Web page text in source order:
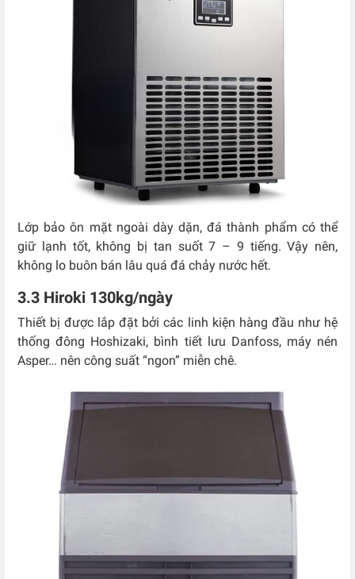
Lớp bảo ôn mặt ngoài dày dặn, đá thành phẩm có thể
giữ lạnh tốt, không bị tan suốt 7 – 9 tiếng. Vậy nên,
không lo buôn bán lâu quá đá chảy nước hết.
3.3 Hiroki 130kg/ngày
Thiết bị được lắp đặt bởi các linh kiện hàng đầu như hệ
thống đông Hoshizaki, bình tiết lưu Danfoss, máy nén
Asper… nên công suất “ngon” miễn chê.